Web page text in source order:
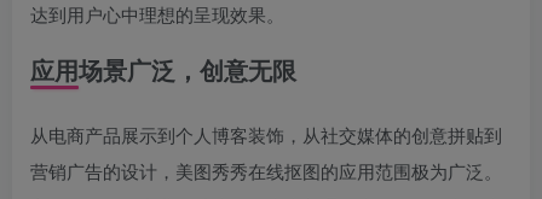
达到用户心中理想的呈现效果。
应用场景广泛，创意无限
从电商产品展示到个人博客装饰，从社交媒体的创意拼贴到
营销广告的设计，美图秀秀在线抠图的应用范围极为广泛。